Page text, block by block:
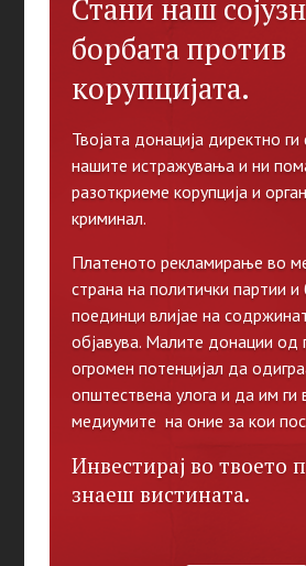
Стани наш
борбата против
корупцијата.
Твојата донација директно
нашите истражувања и ни
разоткриеме корупција и
криминал.
Платеното рекламирање во
страна на политички партии и
поединци влијае на
објавува. Малите донации од
огромен потенцијал да
општествена улога и да им ги
медиумите на оние за кои
Инвестирај во твоето
знаеш вистината.